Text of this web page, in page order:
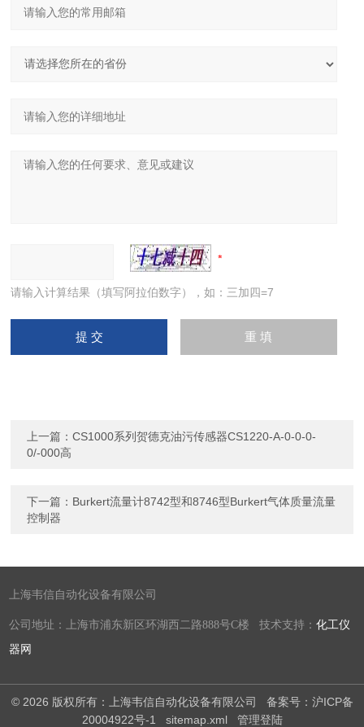
请输入计算结果（填写阿拉伯数字），如：三加四=7
上一篇：CS1000系列贺德克油污传感器CS1220-A-0-0-0-
0/-000高
下一篇： Burkert流量计8742型和8746型Burkert气体质量流量
控制器
上海韦信自动化设备有限公司
公司地址：上海市浦东新区环湖西二路888号C楼 技术支持：化工仪
器网
© 2026 版权所有：上海韦信自动化设备有限公司 备案号：沪ICP备
20004922号-1
sitemap.xml 管理登陆